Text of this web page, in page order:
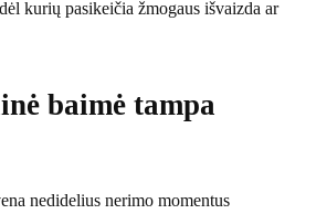
kurių pasikeičia žmogaus išvaizda ar
baimė tampa
nedidelius nerimo momentus